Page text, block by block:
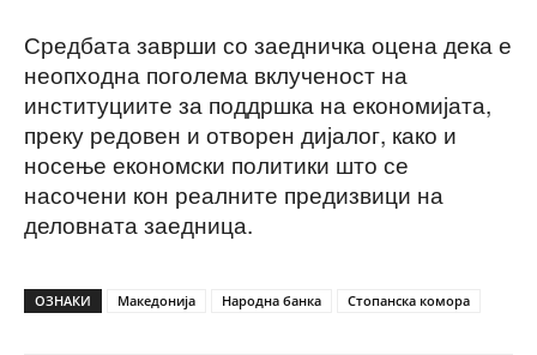
Средбата заврши со заедничка оцена дека е
неопходна поголема вклученост на
институциите за поддршка на економијата,
преку редовен и отворен дијалог, како и
носење економски политики што се
насочени кон реалните предизвици на
деловната заедница.
ОЗНАКИ Македонија Народна банка Стопанска комора